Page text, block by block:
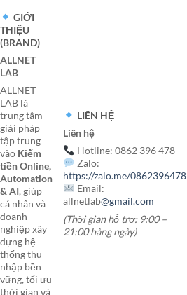
GIỚI
THIỆU
(BRAND)
ALLNET
LAB
ALLNET
LAB là
trung tâm
giải pháp
tập trung
vào Kiếm
tiền Online,
Automation
& AI, giúp
cá nhân và
doanh
nghiệp xây
dựng hệ
thống thu
nhập bền
vững, tối ưu
thời gian và
LIÊN HỆ
Liên hệ
Hotline: 0862 396 478
Zalo:
https://zalo.me/0862396478
Email:
allnetlab@gmail.com
(Thời gian hỗ trợ: 9:00 –
21:00 hàng ngày)